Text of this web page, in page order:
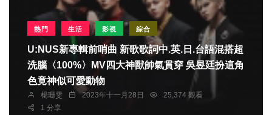
熱門 生活 影視 綜合
U:NUS新專輯前哨曲 新歌歌詞中.英.日.台語混搭超
洗腦〈100%〉MV四大神獸帥氣貫穿 吳昱廷扮這角
色竟神似可愛動物
楊珊雯 2023年十一月28日
25,374 觀看
1 分享